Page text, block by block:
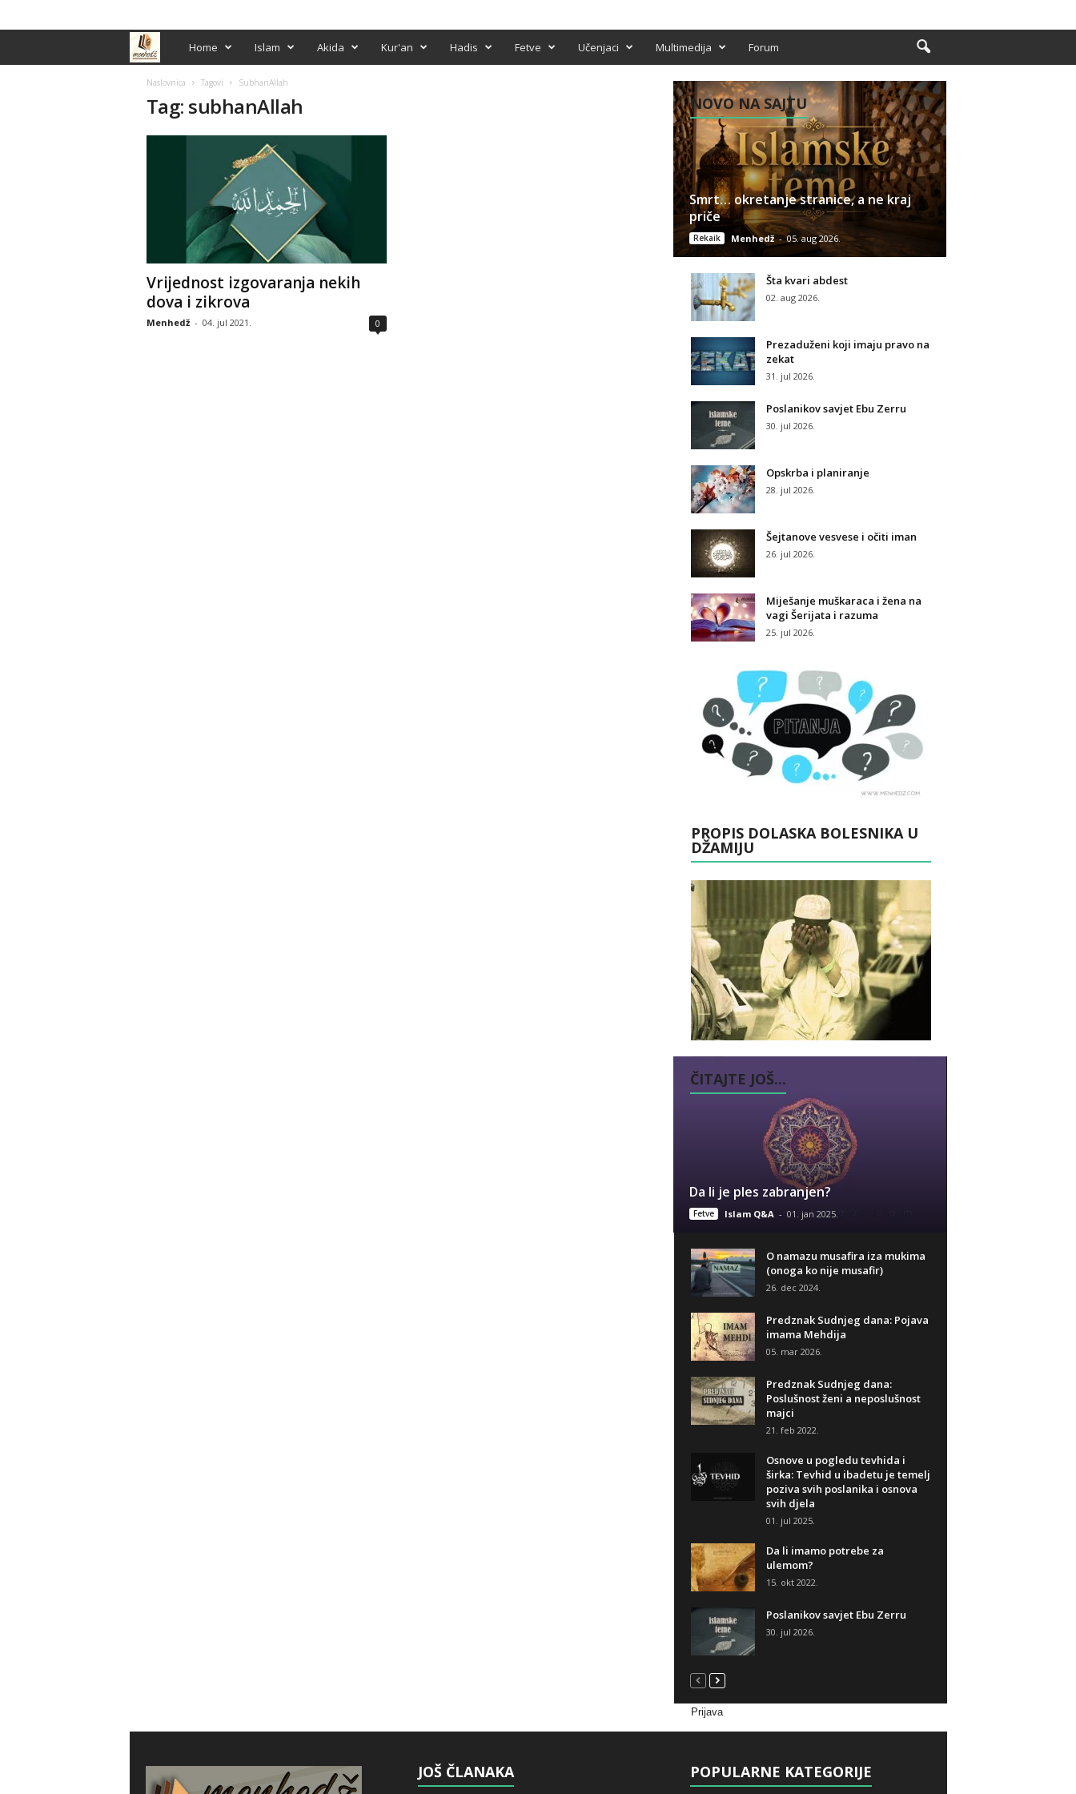
e
n
Home Islam Akida Kur'an Hadis Fetve Učenjaci Multimedija Forum
Naslovnica Tagovi SubhanAllah
Tag: subhanAllah
Vrijednost izgovaranja nekih
dova i zikrova
Menhedž - 04. jul 2021. 0
NOVO NA SAJTU
Smrt… okretanje stranice, a ne kraj
priče
Rekaik Menhedž - 05. aug 2026.
Šta kvari abdest
02. aug 2026.
Prezaduženi koji imaju pravo na
zekat
31. jul 2026.
Poslanikov savjet Ebu Zerru
30. jul 2026.
Opskrba i planiranje
28. jul 2026.
Šejtanove vesvese i očiti iman
26. jul 2026.
Miješanje muškaraca i žena na
vagi Šerijata i razuma
25. jul 2026.
PROPIS DOLASKA BOLESNIKA U
DŽAMIJU
ČITAJTE JOŠ...
Da li je ples zabranjen?
Fetve Islam Q&A - 01. jan 2025.
O namazu musafira iza mukima
(onoga ko nije musafir)
26. dec 2024.
Predznak Sudnjeg dana: Pojava
imama Mehdija
05. mar 2026.
Predznak Sudnjeg dana:
Poslušnost ženi a neposlušnost
majci
21. feb 2022.
Osnove u pogledu tevhida i
širka: Tevhid u ibadetu je temelj
poziva svih poslanika i osnova
svih djela
01. jul 2025.
Da li imamo potrebe za
ulemom?
15. okt 2022.
Poslanikov savjet Ebu Zerru
30. jul 2026.
Prijava
JOŠ ČLANAKA POPULARNE KATEGORIJE